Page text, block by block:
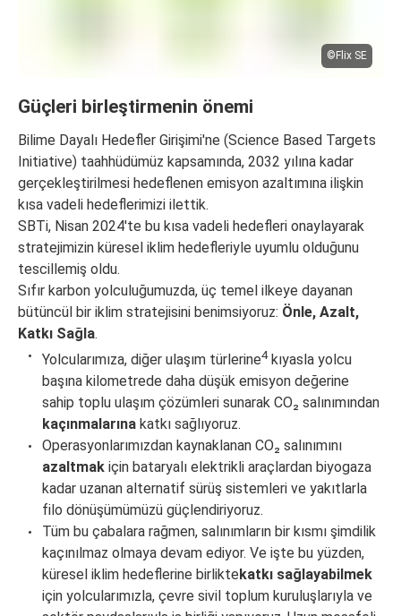
©Flix SE
Güçleri birleştirmenin önemi
Bilime Dayalı Hedefler Girişimi'ne (Science Based Targets
Initiative) taahhüdümüz kapsamında, 2032 yılına kadar
gerçekleştirilmesi hedeflenen emisyon azaltımına ilişkin
kısa vadeli hedeflerimizi ilettik.
SBTi, Nisan 2024'te bu kısa vadeli hedefleri onaylayarak
stratejimizin küresel iklim hedefleriyle uyumlu olduğunu
tescillemiş oldu.
Sıfır karbon yolculuğumuzda, üç temel ilkeye dayanan
bütüncül bir iklim stratejisini benimsiyoruz: Önle, Azalt,
Katkı Sağla.
Yolcularımıza, diğer ulaşım türlerine4kıyasla yolcu
başına kilometrede daha düşük emisyon değerine
sahip toplu ulaşım çözümleri sunarak CO₂ salınımından
kaçınmalarına katkı sağlıyoruz.
Operasyonlarımızdan kaynaklanan CO₂ salınımını
azaltmak için bataryalı elektrikli araçlardan biyogaza
kadar uzanan alternatif sürüş sistemleri ve yakıtlarla
filo dönüşümümüzü güçlendiriyoruz.
Tüm bu çabalara rağmen, salınımların bir kısmı şimdilik
kaçınılmaz olmaya devam ediyor. Ve işte bu yüzden,
küresel iklim hedeflerine birlikte katkı sağlayabilmek
için yolcularımızla, çevre sivil toplum kuruluşlarıyla ve